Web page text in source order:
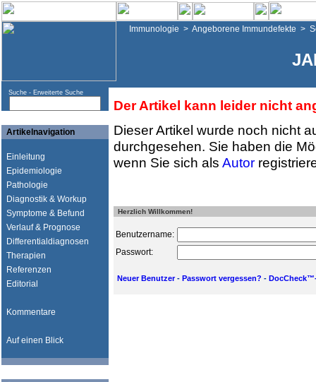
Immunologie > Angeborene Immundefekte >
Suche - Erweiterte Suche
Artikelnavigation
Einleitung
Epidemiologie
Pathologie
Diagnostik & Workup
Symptome & Befund
Verlauf & Prognose
Differentialdiagnosen
Therapien
Referenzen
Editorial
Kommentare
Auf einen Blick
Der Artikel kann leider nicht
Dieser Artikel wurde noch nicht
durchgesehen. Sie haben die
wenn Sie sich als Autor
Herzlich Willkommen!
Benutzername:
Passwort:
Neuer Benutzer- Passwort vergessen? -